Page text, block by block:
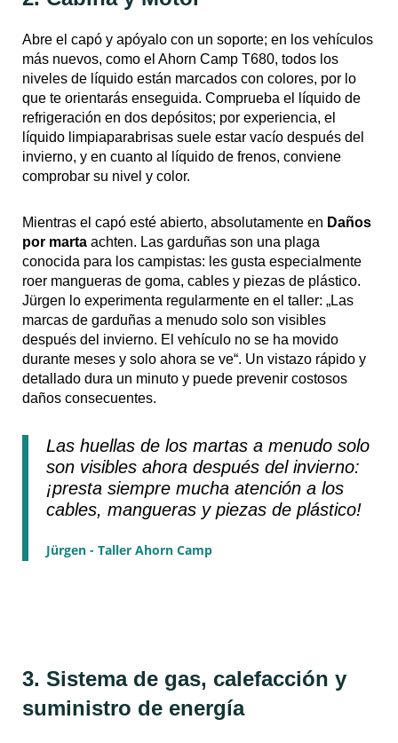
Abre el capó y apóyalo con un soporte; en los vehículos
más nuevos, como el Ahorn Camp T680, todos los
niveles de líquido están marcados con colores, por lo
que te orientarás enseguida. Comprueba el líquido de
refrigeración en dos depósitos; por experiencia, el
líquido limpiaparabrisas suele estar vacío después del
invierno, y en cuanto al líquido de frenos, conviene
comprobar su nivel y color.
Mientras el capó esté abierto, absolutamente en Daños
por marta achten. Las garduñas son una plaga
conocida para los campistas: les gusta especialmente
roer mangueras de goma, cables y piezas de plástico.
Jürgen lo experimenta regularmente en el taller: „Las
marcas de garduñas a menudo solo son visibles
después del invierno. El vehículo no se ha movido
durante meses y solo ahora se ve“. Un vistazo rápido y
detallado dura un minuto y puede prevenir costosos
daños consecuentes.
Las huellas de los martas a menudo solo
son visibles ahora después del invierno:
¡presta siempre mucha atención a los
cables, mangueras y piezas de plástico!
Jürgen - Taller Ahorn Camp
3. Sistema de gas, calefacción y
suministro de energía